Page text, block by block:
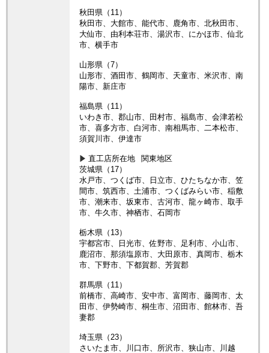
秋田県（11）
秋田市、大館市、能代市、鹿角市、北秋田市、
大仙市、由利本荘市、湯沢市、にかほ市、仙北
市、横手市
山形県（7）
山形市、酒田市、鶴岡市、天童市、米沢市、南
陽市、新庄市
福島県（11）
いわき市、郡山市、田村市、福島市、会津若松
市、喜多方市、白河市、南相馬市、二本松市、
須賀川市、伊達市
直工店所在地
関東地区
茨城県（17）
水戸市、つくば市、日立市、ひたちなか市、笠
間市、筑西市、土浦市、つくばみらい市、稲敷
市、潮来市、坂東市、古河市、龍ヶ崎市、取手
市、牛久市、神栖市、石岡市
栃木県（13）
宇都宮市、日光市、佐野市、足利市、小山市、
鹿沼市、那須塩原市、大田原市、真岡市、栃木
市、下野市、下都賀郡、芳賀郡
群馬県（11）
前橋市、高崎市、安中市、富岡市、藤岡市、太
田市、伊勢崎市、桐生市、沼田市、館林市、吾
妻郡
埼玉県（23）
さいたま市、川口市、所沢市、狭山市、川越